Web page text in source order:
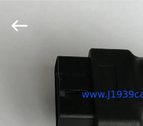
ΠΡΟΪΌΝΤΑ
Rights
Reserved.